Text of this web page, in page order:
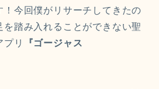
今回僕がリサーチしてきたの
を踏み入れることができない聖
リ
『ゴージャス